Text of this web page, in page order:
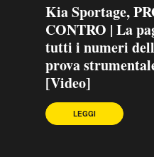
Kia Sportage,
CONTRO | La
tutti i numeri
prova
[Video]
LEGGI